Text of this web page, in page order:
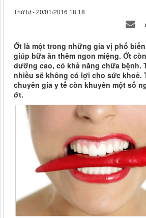
Thứ tư - 20/01/2016 18:18
Ớt là một trong những gia vị phổ
giúp bữa ăn thêm ngon miệng. Ớt
dưỡng cao, có khả năng chữa bệnh.
nhiều sẽ không có lợi cho sức khoẻ.
chuyên gia y tế còn khuyên một số
ớt.